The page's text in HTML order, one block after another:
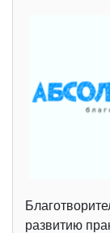
развитию